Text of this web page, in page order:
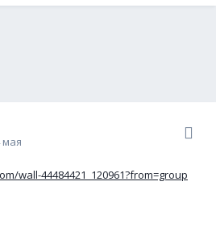
мая
wall-44484421_120961?from=group